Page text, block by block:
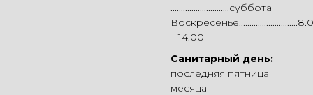
............................суббота
– 14.00
Санитарный день:
последняя пятница
месяца